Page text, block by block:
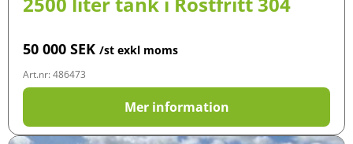
50 000 SEK /st exkl moms
Art.nr: 486473
Mer information